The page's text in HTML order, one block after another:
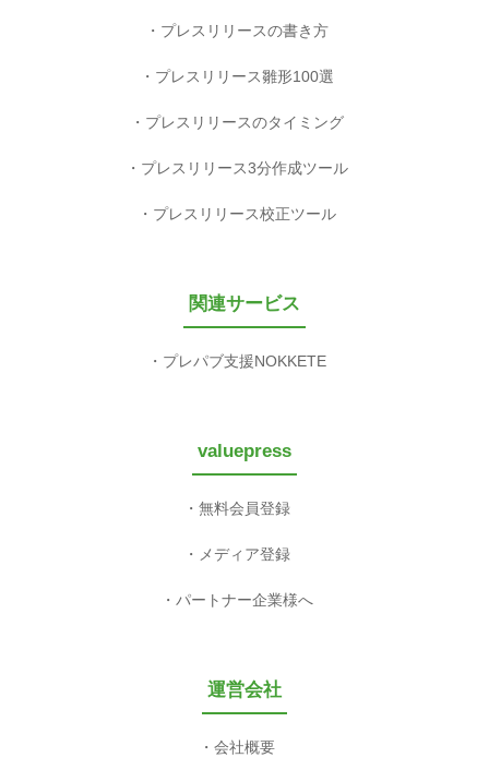
プレスリリースの書き方
プレスリリース雛形100選
プレスリリースのタイミング
プレスリリース3分作成ツール
プレスリリース校正ツール
関連サービス
プレパブ支援NOKKETE
valuepress
無料会員登録
メディア登録
パートナー企業様へ
運営会社
会社概要